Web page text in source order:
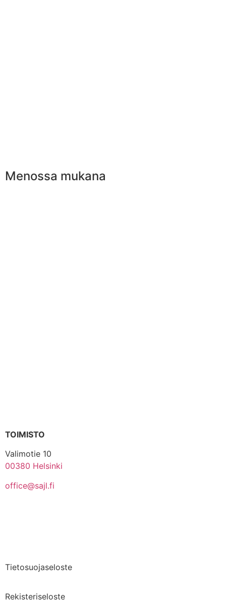
Menossa mukana
TOIMISTO
Valimotie 10
00380 Helsinki
office@sajl.fi
Tietosuojaseloste
Rekisteriseloste